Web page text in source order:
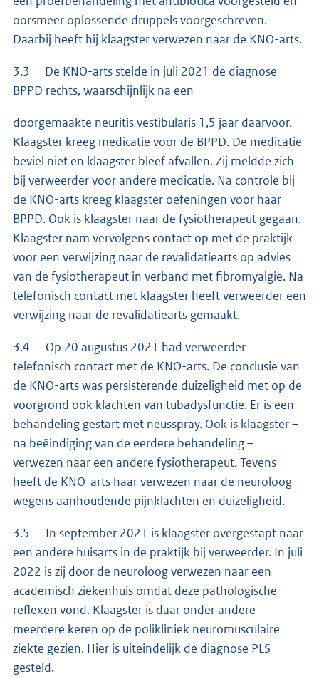
oorsmeer oplossende druppels voorgeschreven.
Daarbij heeft hij klaagster verwezen naar de KNO-arts.
3.3 De KNO-arts stelde in juli 2021 de diagnose
BPPD rechts, waarschijnlijk na een
doorgemaakte neuritis vestibularis 1,5 jaar daarvoor.
Klaagster kreeg medicatie voor de BPPD. De medicatie
beviel niet en klaagster bleef afvallen. Zij meldde zich
bij verweerder voor andere medicatie. Na controle bij
de KNO-arts kreeg klaagster oefeningen voor haar
BPPD. Ook is klaagster naar de fysiotherapeut gegaan.
Klaagster nam vervolgens contact op met de praktijk
voor een verwijzing naar de revalidatiearts op advies
van de fysiotherapeut in verband met fibromyalgie. Na
telefonisch contact met klaagster heeft verweerder een
verwijzing naar de revalidatiearts gemaakt.
3.4 Op 20 augustus 2021 had verweerder
telefonisch contact met de KNO-arts. De conclusie van
de KNO-arts was persisterende duizeligheid met op de
voorgrond ook klachten van tubadysfunctie. Er is een
behandeling gestart met neusspray. Ook is klaagster –
na beëindiging van de eerdere behandeling –
verwezen naar een andere fysiotherapeut. Tevens
heeft de KNO-arts haar verwezen naar de neuroloog
wegens aanhoudende pijnklachten en duizeligheid.
3.5 In september 2021 is klaagster overgestapt naar
een andere huisarts in de praktijk bij verweerder. In juli
2022 is zij door de neuroloog verwezen naar een
academisch ziekenhuis omdat deze pathologische
reflexen vond. Klaagster is daar onder andere
meerdere keren op de polikliniek neuromusculaire
ziekte gezien. Hier is uiteindelijk de diagnose PLS
gesteld.